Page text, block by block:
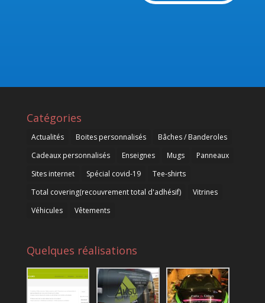
Catégories
Actualités Boites personnalisés
Bâches / Banderoles
Cadeaux personnalisés
Enseignes Mugs
Panneaux
Sites internet
Spécial covid-19
Tee-shirts
Total covering(recouvrement total d'adhésif)
Vitrines
Véhicules
Vêtements
Quelques réalisations